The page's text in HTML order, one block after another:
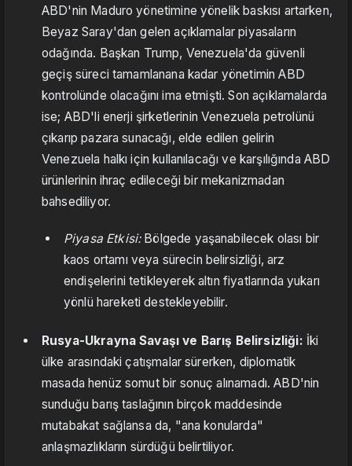
ABD'nin Maduro yönetimine yönelik baskısı artarken,
Beyaz Saray'dan gelen açıklamalar piyasaların
odağında. Başkan Trump, Venezuela'da güvenli
geçiş süreci tamamlanana kadar yönetimin ABD
kontrolünde olacağını ima etmişti. Son açıklamalarda
ise; ABD'li enerji şirketlerinin Venezuela petrolünü
çıkarıp pazara sunacağı, elde edilen gelirin
Venezuela halkı için kullanılacağı ve karşılığında ABD
ürünlerinin ihraç edileceği bir mekanizmadan
bahsediliyor.
Piyasa Etkisi:Bölgede yaşanabilecek olası bir
kaos ortamı veya sürecin belirsizliği, arz
endişelerini tetikleyerek altın fiyatlarında yukarı
yönlü hareketi destekleyebilir.
Rusya-Ukrayna Savaşı ve Barış Belirsizliği: İki
ülke arasındaki çatışmalar sürerken, diplomatik
masada henüz somut bir sonuç alınamadı. ABD'nin
sunduğu barış taslağının birçok maddesinde
mutabakat sağlansa da, "ana konularda"
anlaşmazlıkların sürdüğü belirtiliyor.